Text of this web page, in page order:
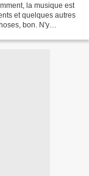
la musique est
et quelques autres
bon. N'y